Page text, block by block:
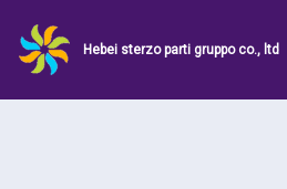
Hebei sterzo parti gruppo co., ltd